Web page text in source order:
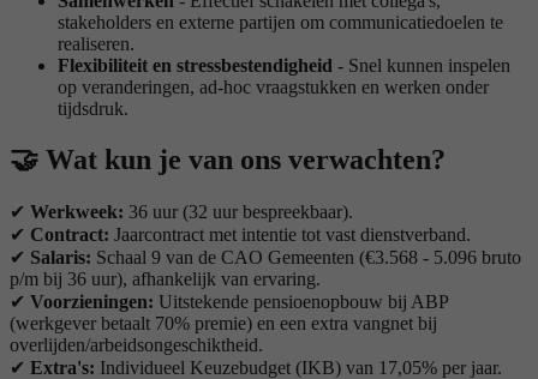
stakeholders en externe partijen om communicatiedoelen te
realiseren.
Flexibiliteit en stressbestendigheid - Snel kunnen inspelen
op veranderingen, ad-hoc vraagstukken en werken onder
tijdsdruk.
🤝 Wat kun je van ons verwachten?
✔ Werkweek: 36 uur (32 uur bespreekbaar).
✔ Contract: Jaarcontract met intentie tot vast dienstverband.
✔ Salaris: Schaal 9 van de CAO Gemeenten (€3.568 - 5.096 bruto
p/m bij 36 uur), afhankelijk van ervaring.
✔ Voorzieningen: Uitstekende pensioenopbouw bij ABP
(werkgever betaalt 70% premie) en een extra vangnet bij
overlijden/arbeidsongeschiktheid.
✔ Extra's: Individueel Keuzebudget (IKB) van 17,05% per jaar.